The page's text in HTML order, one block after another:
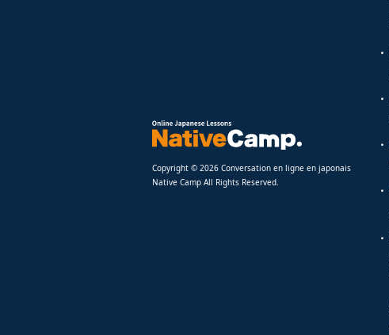
Copyright © 2026 Conversation en ligne en japonais
Native Camp All Rights Reserved.